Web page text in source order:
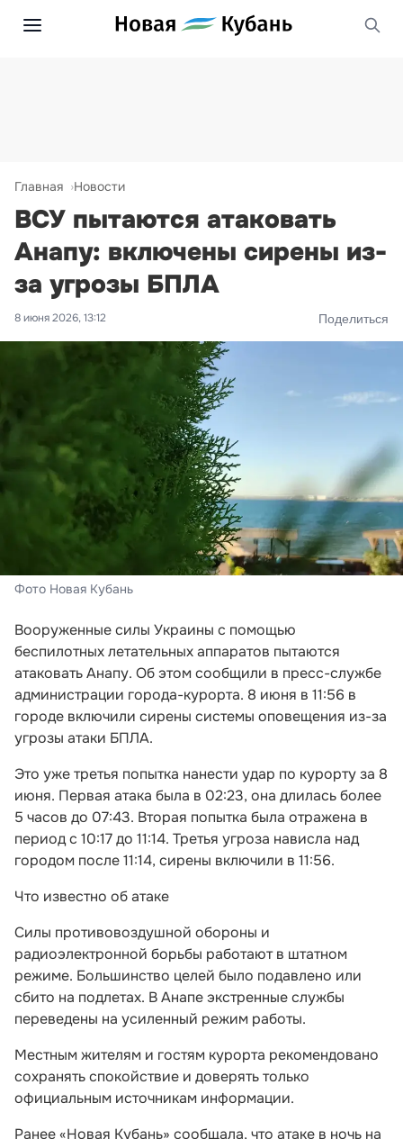
Главная Новости
ВСУ пытаются атаковать
Анапу: включены сирены из-
за угрозы БПЛА
8 июня 2026, 13:12 Поделиться
Фото Новая Кубань
Вооруженные силы Украины с помощью
беспилотных летательных аппаратов пытаются
атаковать Анапу. Об этом сообщили в пресс-службе
администрации города-курорта. 8 июня в 11:56 в
городе включили сирены системы оповещения из-за
угрозы атаки БПЛА.
Это уже третья попытка нанести удар по курорту за 8
июня. Первая атака была в 02:23, она длилась более
5 часов до 07:43. Вторая попытка была отражена в
период с 10:17 до 11:14. Третья угроза нависла над
городом после 11:14, сирены включили в 11:56.
Что известно об атаке
Силы противовоздушной обороны и
радиоэлектронной борьбы работают в штатном
режиме. Большинство целей было подавлено или
сбито на подлетах. В Анапе экстренные службы
переведены на усиленный режим работы.
Местным жителям и гостям курорта рекомендовано
сохранять спокойствие и доверять только
официальным источникам информации.
Ранее «Новая Кубань» сообщала, что атаке в ночь на